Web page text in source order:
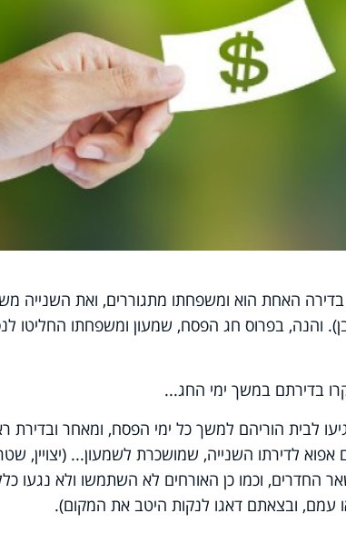
בדירה האחת הוא ומשפחתו מתגוררים, ואת השנייה
והנה, בפרוס חג הפסח, שמעון ומשפחתו החליטו
בדירתם במשך ימי החג...
לבית הוריהם למשך כל ימי הפסח, ומאחר ובדירת
לדירתו השנייה, שמושכרת לשמעון... (יצויין,
החדרים, וכמו כן האורחים לא השתמשו ולא נגעו
עמם, ובצאתם דאגו לנקות היטב את המקום).